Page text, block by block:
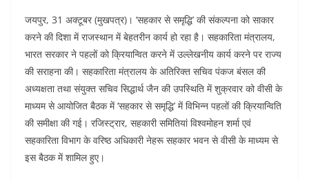
जयपुर, 31 अक्टूबर (मुखपत्र)। ‘सहकार से समृद्धि’ की संकल्पना को साकार
करने की दिशा में राजस्थान में बेहतरीन कार्य हो रहा है। सहकारिता मंत्रालय,
भारत सरकार ने पहलों को क्रियान्वित करने में उल्लेखनीय कार्य करने पर राज्य
की सराहना की। सहकारिता मंत्रालय के अतिरिक्त सचिव पंकज बंसल की
अध्यक्षता तथा संयुक्त सचिव सिद्धार्थ जैन की उपस्थिति में शुक्रवार को वीसी के
माध्यम से आयोजित बैठक में ‘सहकार से समृद्धि’ में विभिन्न पहलों की क्रियान्विति
की समीक्षा की गई। रजिस्ट्रार, सहकारी समितियां विश्वमोहन शर्मा एवं
सहकारिता विभाग के वरिष्ठ अधिकारी नेहरू सहकार भवन से वीसी के माध्यम से
इस बैठक में शामिल हुए।